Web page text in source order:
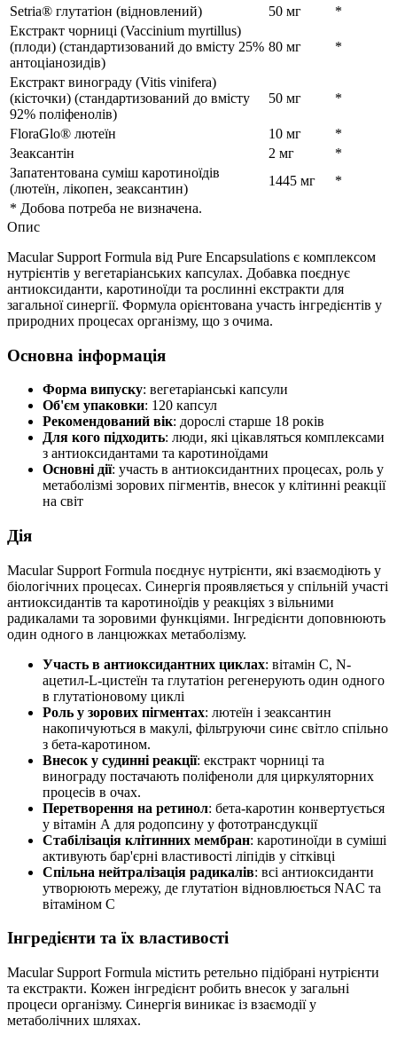
Setria® глутатіон (відновлений)
50 мг
*
Екстракт чорниці (Vaccinium myrtillus)
(плоди) (стандартизований до вмісту 25%
антоціанозидів)
80 мг *
Екстракт винограду (Vitis vinifera)
(кісточки) (стандартизований до вмісту
92% поліфенолів)
50 мг *
FloraGlo® лютеїн 10 мг
*
Зеаксантін
2 мг
*
Запатентована суміш каротиноїдів
(лютеїн, лікопен, зеаксантин)
1445 мг
*
* Добова потреба не визначена.
Опис
Macular Support Formula від Pure Encapsulations є комплексом
нутрієнтів у вегетаріанських капсулах. Добавка поєднує
антиоксиданти, каротиноїди та рослинні екстракти для
загальної синергії. Формула орієнтована участь інгредієнтів у
природних процесах організму, що з очима.
Основна інформація
Форма випуску: вегетаріанські капсули
Об'єм упаковки: 120 капсул
Рекомендований вік: дорослі старше 18 років
Для кого підходить: люди, які цікавляться комплексами
з антиоксидантами та каротиноїдами
Основні дії: участь в антиоксидантних процесах, роль у
метаболізмі зорових пігментів, внесок у клітинні реакції
на світ
Дія
Macular Support Formula поєднує нутрієнти, які взаємодіють у
біологічних процесах. Синергія проявляється у спільній участі
антиоксидантів та каротиноїдів у реакціях з вільними
радикалами та зоровими функціями. Інгредієнти доповнюють
один одного в ланцюжках метаболізму.
Участь в антиоксидантних циклах: вітамін С, N-
ацетил-L-цистеїн та глутатіон регенерують один одного
в глутатіоновому циклі
Роль у зорових пігментах: лютеїн і зеаксантин
накопичуються в макулі, фільтруючи синє світло спільно
з бета-каротином.
Внесок у судинні реакції: екстракт чорниці та
винограду постачають поліфеноли для циркуляторних
процесів в очах.
Перетворення на ретинол: бета-каротин конвертується
у вітамін А для родопсину у фототрансдукції
Стабілізація клітинних мембран: каротиноїди в суміші
активують бар'єрні властивості ліпідів у сітківці
Спільна нейтралізація радикалів: всі антиоксиданти
утворюють мережу, де глутатіон відновлюється NAC та
вітаміном С
Інгредієнти та їх властивості
Macular Support Formula містить ретельно підібрані нутрієнти
та екстракти. Кожен інгредієнт робить внесок у загальні
процеси організму. Синергія виникає із взаємодії у
метаболічних шляхах.